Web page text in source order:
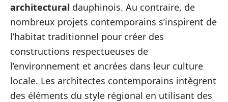
architectural dauphinois. Au contraire, de
nombreux projets contemporains s’inspirent de
l’habitat traditionnel pour créer des
constructions respectueuses de
l’environnement et ancrées dans leur culture
locale. Les architectes contemporains intègrent
des éléments du style régional en utilisant des